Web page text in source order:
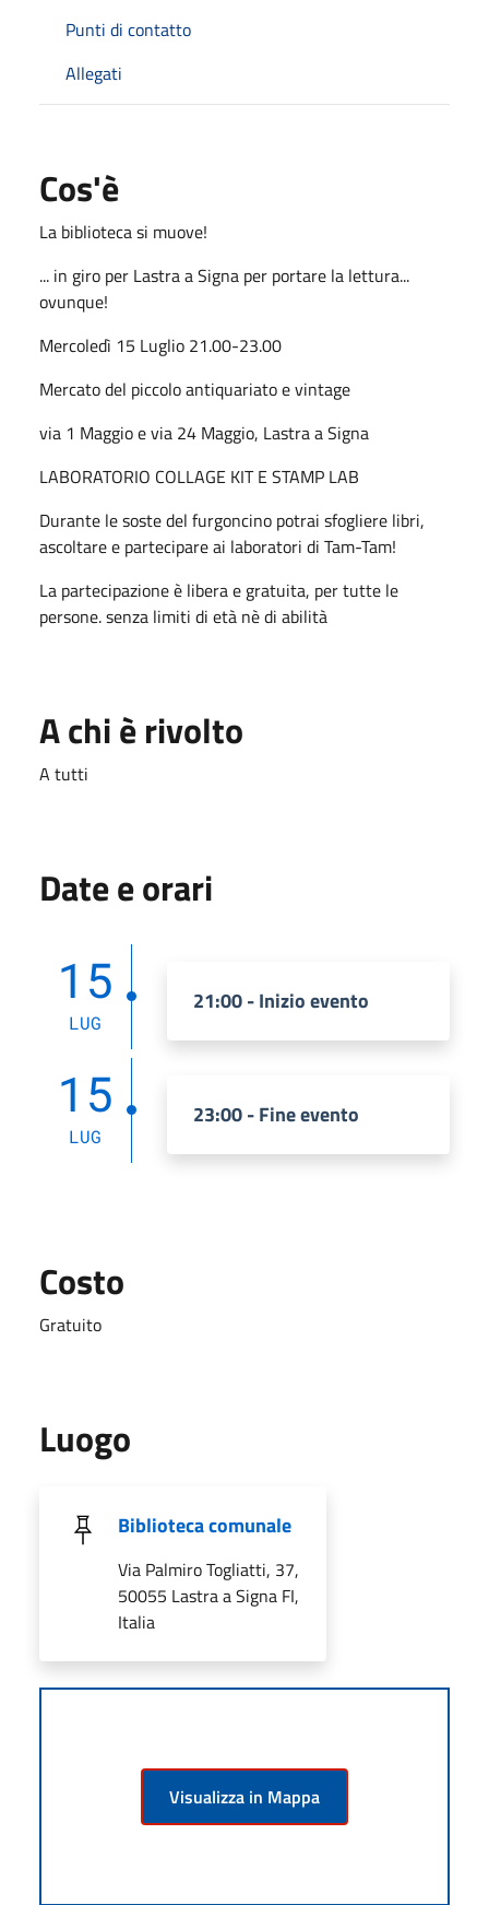
Punti di contatto
Allegati
Cos'è
La biblioteca si muove!
... in giro per Lastra a Signa per portare la lettura...
ovunque!
Mercoledì 15 Luglio 21.00-23.00
Mercato del piccolo antiquariato e vintage
via 1 Maggio e via 24 Maggio, Lastra a Signa
LABORATORIO COLLAGE KIT E STAMP LAB
Durante le soste del furgoncino potrai sfogliere libri,
ascoltare e partecipare ai laboratori di Tam-Tam!
La partecipazione è libera e gratuita, per tutte le
persone. senza limiti di età nè di abilità
A chi è rivolto
A tutti
Date e orari
15
LUG
21:00 - Inizio evento
15
LUG
23:00 - Fine evento
Costo
Gratuito
Luogo
Biblioteca comunale
Via Palmiro Togliatti, 37,
50055 Lastra a Signa FI,
Italia
Visualizza in Mappa